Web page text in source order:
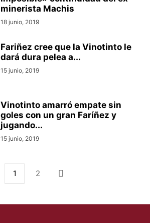
minerista Machis
18 junio, 2019
Fariñez cree que la Vinotinto le
dará dura pelea a...
15 junio, 2019
Vinotinto amarró empate sin
goles con un gran Faríñez y
jugando...
15 junio, 2019
1 2